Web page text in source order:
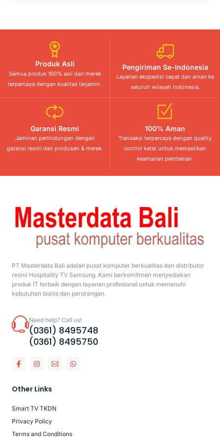
Produk Asli
Semua produk 100% asli dari merek
terpercaya dengan kualitas terjamin.
Pengiriman Se-Indonesia
Layanan ekspedisi cepat dan aman ke
seluruh wilayah Indonesia.
Garansi Resmi
Jaminan perlindungan dengan
garansi resmi dari produsen & merek.
100% Aman
Transaksi terpercaya dengan quality
control ketat untuk memastikan
keamanan pembelian.
PT Masterdata Bali adalah pusat komputer berkualitas dan distributor
resmi Hospitality TV Samsung. Kami berkomitmen menyediakan
produk IT terbaik dengan layanan profesional untuk memenuhi
kebutuhan bisnis dan perorangan.
Need help? Call us!
(0361) 8495748
(0361) 8495750
Other Links
Smart TV TKDN
Privacy Policy
Terms and Conditions